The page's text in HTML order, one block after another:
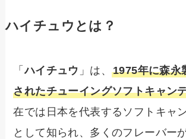
ハイチュウとは？
「ハイチュウ 」は、1975年に森永
されたチューイングソフトキャン
在では日本を代表するソフトキャ
として知られ、多くのフレーバー